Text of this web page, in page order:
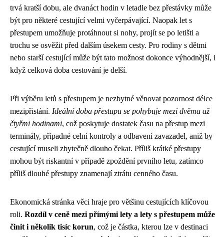
trvá kratší dobu, ale dvanáct hodin v letadle bez přestávky může
být pro některé cestující velmi vyčerpávající. Naopak let s
přestupem umožňuje protáhnout si nohy, projít se po letišti a
trochu se osvěžit před dalším úsekem cesty. Pro rodiny s dětmi
nebo starší cestující může být tato možnost dokonce výhodnější, i
když celková doba cestování je delší.
Při výběru letů s přestupem je nezbytné věnovat pozornost délce
mezipřistání. Ideální doba přestupu se pohybuje mezi dvěma až
čtyřmi hodinami, což poskytuje dostatek času na přestup mezi
terminály, případné celní kontroly a odbavení zavazadel, aniž by
cestující museli zbytečně dlouho čekat. Příliš krátké přestupy
mohou být riskantní v případě zpoždění prvního letu, zatímco
příliš dlouhé přestupy znamenají ztrátu cenného času.
Ekonomická stránka věci hraje pro většinu cestujících klíčovou
roli. Rozdíl v ceně mezi přímými lety a lety s přestupem může
činit i několik tisíc korun, což je částka, kterou lze v destinaci